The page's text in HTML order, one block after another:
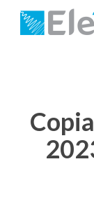
Salta